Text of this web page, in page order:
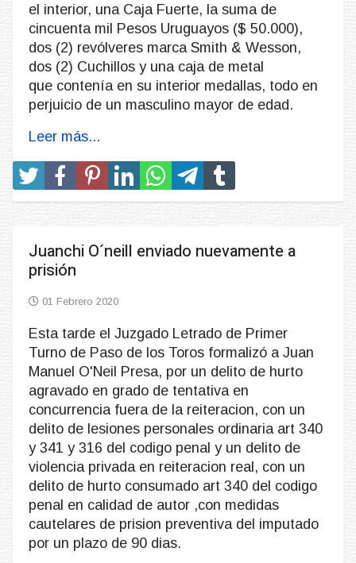
el interior, una Caja Fuerte, la suma de
cincuenta mil Pesos Uruguayos ($ 50.000),
dos (2) revólveres marca Smith & Wesson,
dos (2) Cuchillos y una caja de metal
que contenía en su interior medallas, todo en
perjuicio de un masculino mayor de edad.
Leer más...
Juanchi O´neill enviado nuevamente a
prisión
01 Febrero 2020
Esta tarde el Juzgado Letrado de Primer
Turno de Paso de los Toros formalizó a Juan
Manuel O'Neil Presa, por un delito de hurto
agravado en grado de tentativa en
concurrencia fuera de la reiteracion, con un
delito de lesiones personales ordinaria art 340
y 341 y 316 del codigo penal y un delito de
violencia privada en reiteracion real, con un
delito de hurto consumado art 340 del codigo
penal en calidad de autor ,con medidas
cautelares de prision preventiva del imputado
por un plazo de 90 dias.